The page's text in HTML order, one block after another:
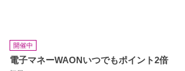
開催中
電子マネーWAONいつでもポイント2倍